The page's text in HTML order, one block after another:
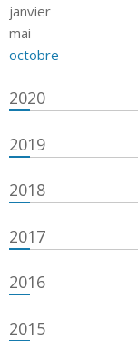
janvier
mai
octobre
2020
2019
2018
2017
2016
2015